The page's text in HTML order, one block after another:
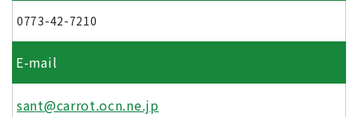
0773-42-7210
E-mail
sant@carrot.ocn.ne.jp